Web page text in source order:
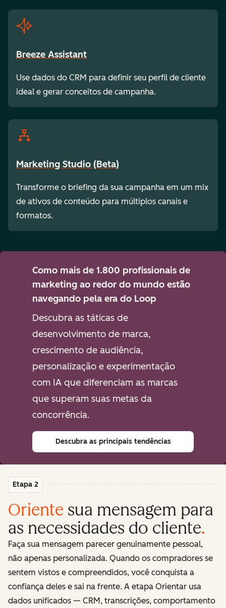
Breeze Assistant
Use dados do CRM para definir seu perfil de cliente
ideal e gerar conceitos de campanha.
Marketing Studio (Beta)
Transforme o briefing da sua campanha em um mix
de ativos de conteúdo para múltiplos canais e
formatos.
Como mais de 1.800 profissionais de
marketing ao redor do mundo estão
navegando pela era do Loop
Descubra as táticas de
desenvolvimento de marca,
crescimento de audiência,
personalização e experimentação
com IA que diferenciam as marcas
que superam suas metas da
concorrência.
Descubra as principais tendências
Etapa 2
Oriente sua mensagem para
as necessidades do cliente.
Faça sua mensagem parecer genuinamente pessoal,
não apenas personalizada. Quando os compradores se
sentem vistos e compreendidos, você conquista a
confiança deles e sai na frente. A etapa Orientar usa
dados unificados — CRM, transcrições, comportamento